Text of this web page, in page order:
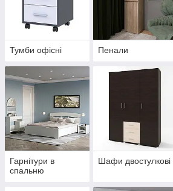
Тумби офісні Пенали
Гарнітури в
спальню
Шафи двостулкові